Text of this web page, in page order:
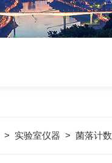
> 实验室仪器 > 菌落计